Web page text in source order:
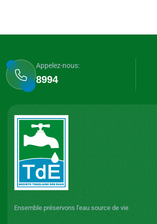
Appelez-nous:
8994
Ensemble préservons l'eau source de vie